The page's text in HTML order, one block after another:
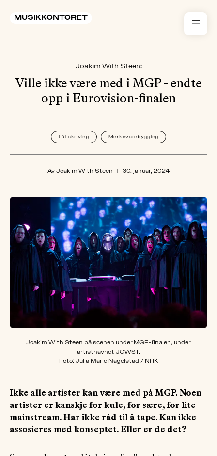
MUSIKKONTORET
OM
Joakim With Steen:
Ville ikke være med i MGP - endte
opp i Eurovision-finalen
Låtskriving Merkevarebygging
Av Joakim With Steen 30. januar, 2024
Joakim With Steen på scenen under MGP-finalen, under
artistnavnet JOWST.
Foto: Julia Marie Nagelstad / NRK
Ikke alle artister kan være med på MGP. Noen
artister er kanskje for kule, for sære, for lite
mainstream. Har ikke råd til å tape. Kan ikke
assosieres med konseptet. Eller er de det?